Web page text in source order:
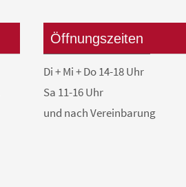
Öffnungszeiten
Di + Mi + Do 14-18 Uhr
Sa 11-16 Uhr
und nach Vereinbarung